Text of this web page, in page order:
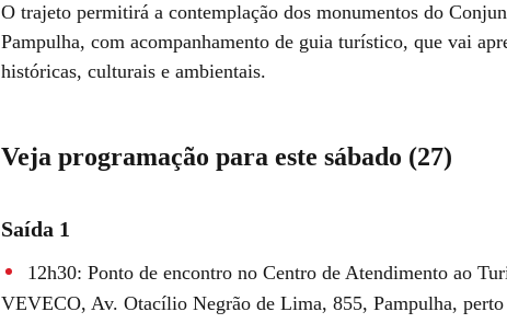
O trajeto permitirá a contemplação dos monumentos do
Pampulha, com acompanhamento de guia turístico, que vai
históricas, culturais e ambientais.
Veja programação para este sábado (27)
Saída 1
12h30: Ponto de encontro no Centro de Atendimento ao
VEVECO, Av. Otacílio Negrão de Lima, 855, Pampulha, perto